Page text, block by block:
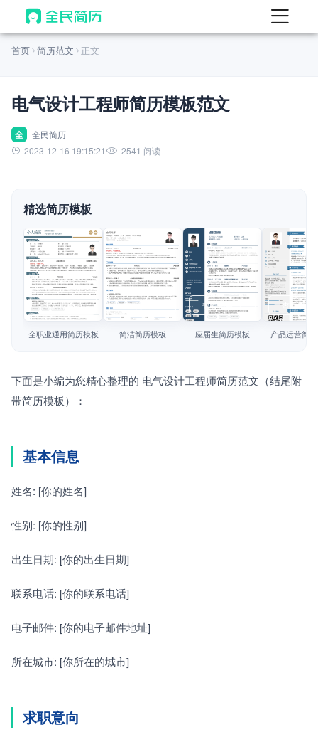
首页
AI 生成简历
AI 优化简历
AI 翻译简历
AI 模拟面试
面试自我介绍
AI 职场工具 New
简历模板
简历教程
首页 简历范文 正文
电气设计工程师简历模板范文
全
全民简历
2023-12-16 19:15:21
2541 阅读
精选简历模板
查看模板
全职业通用简历模板
查看模板
简洁简历模板
查看模板
应届生简历模板
查看模板
产品运营简
下面是小编为您精心整理的 电气设计工程师简历范文（结尾附
带简历模板）：
基本信息
姓名: [你的姓名]
性别: [你的性别]
出生日期: [你的出生日期]
联系电话: [你的联系电话]
电子邮件: [你的电子邮件地址]
所在城市: [你所在的城市]
求职意向